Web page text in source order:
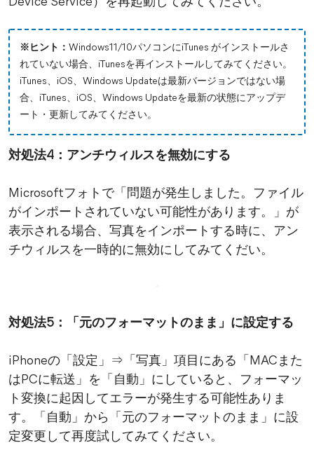
※ヒント： Windows11/10パソコンにiTunes がインストールさ
れていない場合、iTunesを再インストールしてみてください。
iTunes、iOS、Windows Updateは最新バージョンではない場
合、iTunes、iOS、Windows Updateを最新の状態にアップデ
ート・更新してみてください。
対処法4：アンチウィルスを無効にする
Microsoftフォトで「問題が発生しました。ファイル
がインポートされていない可能性があります。」が
表示される場合、写真をインポートする時に、アン
チウィルスを一時的に無効にしてみてくだい。
対処法5：「元のフォーマットのまま」に設定する
iPhoneの「設定」⇒「写真」項目にある「MACまた
はPCに転送」を「自動」にしていると、フォーマッ
ト変換に起因してエラーが発生する可能性ありま
す。「自動」から「元のフォーマットのまま」に設
定変更して再度試してみてください。